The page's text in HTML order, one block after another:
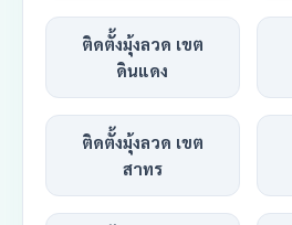
ติดตั้งมุ้งลวด เขต
ดินแดง
ติดตั้งมุ้งลวด เขต
สาทร